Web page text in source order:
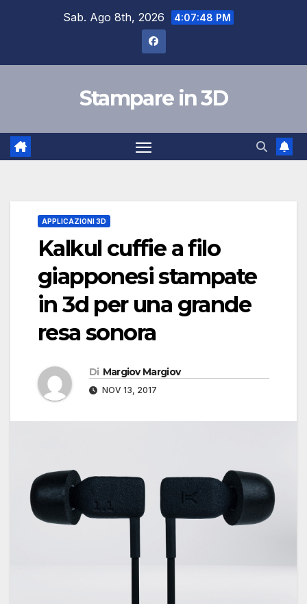
Sab. Ago 8th, 2026 4:07:49 PM
Stampare in 3D
APPLICAZIONI 3D
Kalkul cuffie a filo
giapponesi stampate
in 3d per una grande
resa sonora
Di Margiov Margiov
NOV 13, 2017